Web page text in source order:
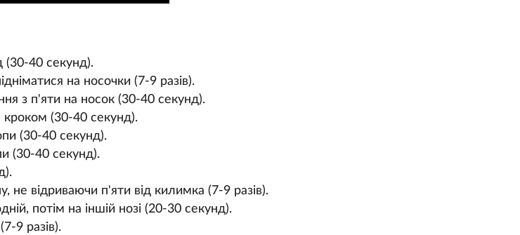
(30-40 секунд).
на носочки (7-9 разів).
з п'яти на носок (30-40 секунд).
(30-40 секунд).
(30-40 секунд).
(30-40 секунд).
не відриваючи п'яти від килимка (7-9 разів).
потім на іншій нозі (20-30 секунд).
9 разів).